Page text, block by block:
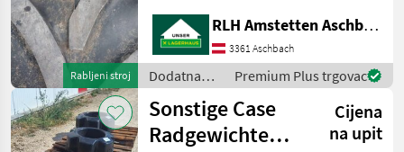
Sonstige
Fliegl
Scharmüller
Rabljeni stroj
ausweisbar Bitte Herrn
Reiter Manuel anrufen ! +43
664 4877404 Dodatna
oprema za traktor
RLH Amstetten Aschbach
3361 Aschbach
Dodatna
oprema za
traktore /
Sonstige
Premium Plus trgovac
Sonstige Case
Radgewichte
Cijena
na upit